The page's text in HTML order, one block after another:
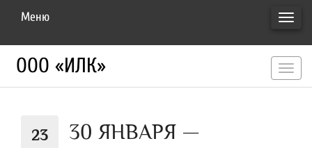
Меню
ООО «ИЛК»
23
30 ЯНВАРЯ —